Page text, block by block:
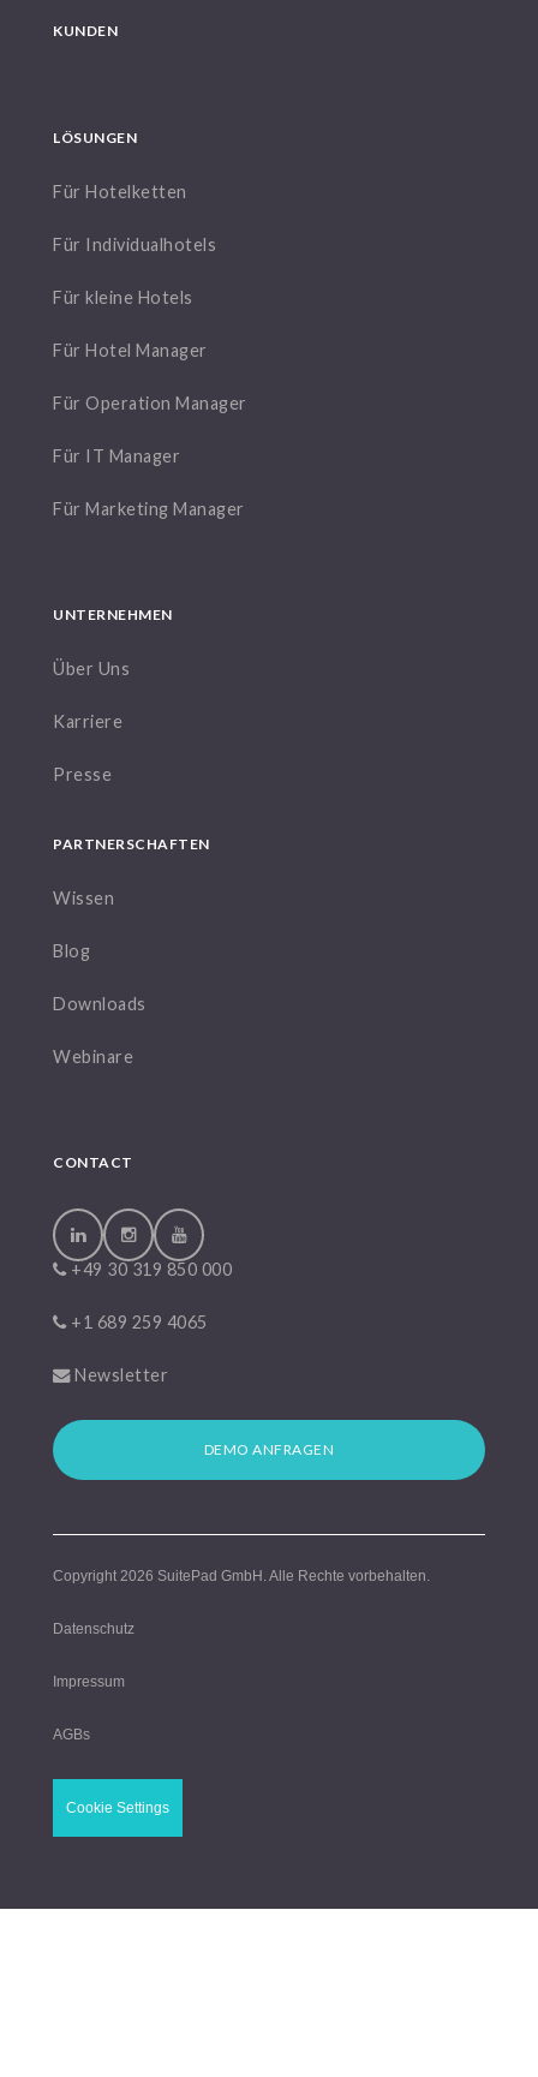
KUNDEN
LÖSUNGEN
Für Hotelketten
Für Individualhotels
Für kleine Hotels
Für Hotel Manager
Für Operation Manager
Für IT Manager
Für Marketing Manager
UNTERNEHMEN
Über Uns
Karriere
Presse
PARTNERSCHAFTEN
Wissen
Blog
Downloads
Webinare
CONTACT
+49 30 319 850 000
+1 689 259 4065
Newsletter
DEMO ANFRAGEN
Copyright 2026 SuitePad GmbH . Alle Rechte vorbehalten.
Datenschutz
Impressum
AGBs
Cookie Settings